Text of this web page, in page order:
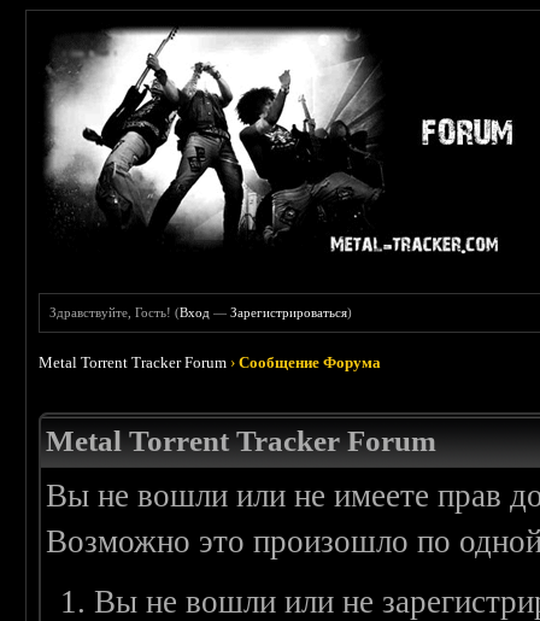
Здравствуйте, Гость! (Вход —Зарегистрироваться)
Metal Torrent Tracker Forum ›Сообщение Форума
Metal Torrent Tracker Forum
Вы не вошли или не имеете прав
Возможно это произошло по
Вы не вошли или не